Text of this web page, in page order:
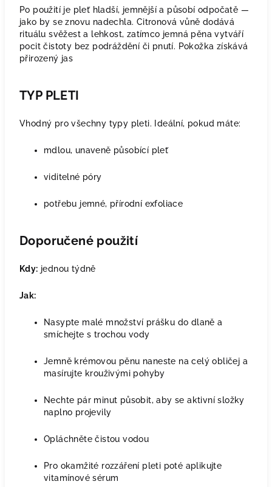
Po použití je pleť hladší, jemnější a působí odpočatě —
jako by se znovu nadechla. Citronová vůně dodává
rituálu svěžest a lehkost, zatímco jemná pěna vytváří
pocit čistoty bez podráždění či pnutí. Pokožka získává
přirozený jas
TYP PLETI
Vhodný pro všechny typy pleti. Ideální, pokud máte:
mdlou, unaveně působící pleť
viditelné póry
potřebu jemné, přírodní exfoliace
Doporučené použití
Kdy: jednou týdně
Jak:
Nasypte malé množství prášku do dlaně a
smíchejte s trochou vody
Jemně krémovou pěnu naneste na celý obličej a
masírujte krouživými pohyby
Nechte pár minut působit, aby se aktivní složky
naplno projevily
Opláchněte čistou vodou
Pro okamžité rozzáření pleti poté aplikujte
vitamínové sérum